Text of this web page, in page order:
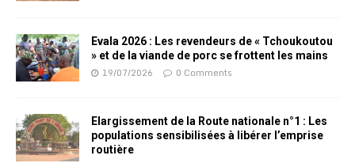
Evala 2026 : Les revendeurs de « Tchoukoutou
» et de la viande de porc se frottent les mains
19/07/2026 0 Comments
Elargissement de la Route nationale n°1 : Les
populations sensibilisées à libérer l’emprise
routière